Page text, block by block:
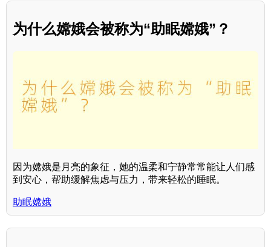
为什么嫦娥会被称为“助眠嫦娥”？
因为嫦娥是月亮的象征，她的温柔和宁静常常能让人们感
到安心，帮助缓解焦虑与压力，带来轻松的睡眠。
助眠嫦娥